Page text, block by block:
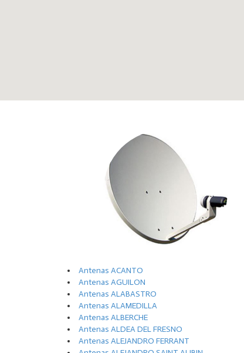
Antenas ACANTO
Antenas AGUILON
Antenas ALABASTRO
Antenas ALAMEDILLA
Antenas ALBERCHE
Antenas ALDEA DEL FRESNO
Antenas ALEJANDRO FERRANT